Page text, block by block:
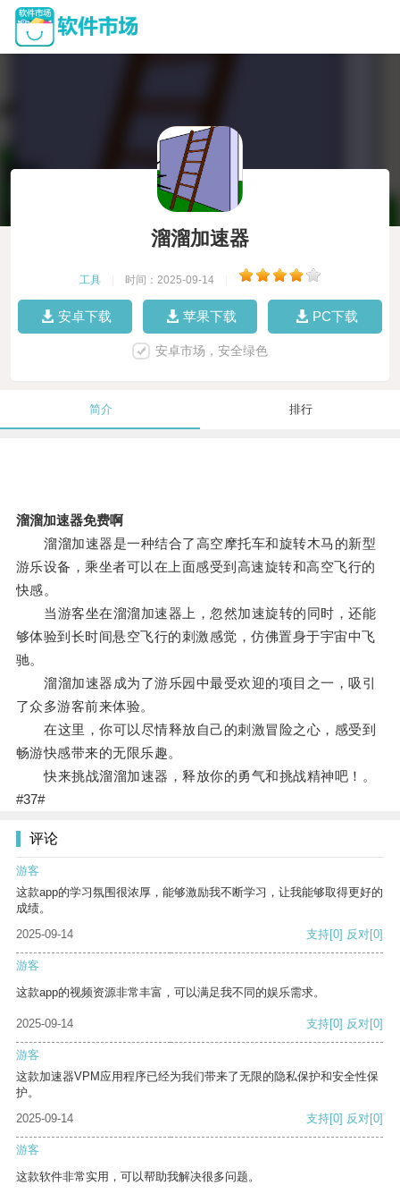
溜溜加速器
工具 时间：2025-09-14
安卓下载 苹果下载 PC下载
安卓市场，安全绿色
简介 排行
溜溜加速器免费啊
溜溜加速器是一种结合了高空摩托车和旋转木马的新型
游乐设备，乘坐者可以在上面感受到高速旋转和高空飞行的
快感。
当游客坐在溜溜加速器上，忽然加速旋转的同时，还能
够体验到长时间悬空飞行的刺激感觉，仿佛置身于宇宙中飞
驰。
溜溜加速器成为了游乐园中最受欢迎的项目之一，吸引
了众多游客前来体验。
在这里，你可以尽情释放自己的刺激冒险之心，感受到
畅游快感带来的无限乐趣。
快来挑战溜溜加速器，释放你的勇气和挑战精神吧！。
#37#
评论
游客
这款app的学习氛围很浓厚，能够激励我不断学习，让我能够取得更好的
成绩。
2025-09-14
支持[0] 反对[0]
游客
这款app的视频资源非常丰富，可以满足我不同的娱乐需求。
2025-09-14 支持[0] 反对[0]
游客
这款加速器VPM应用程序已经为我们带来了无限的隐私保护和安全性保
护。
2025-09-14
支持[0] 反对[0]
游客
这款软件非常实用，可以帮助我解决很多问题。